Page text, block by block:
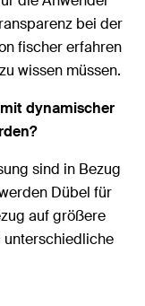
bei der
fischer erfahren
wissen müssen.
dynamischer
sind in Bezug
Dübel für
auf größere
unterschiedliche